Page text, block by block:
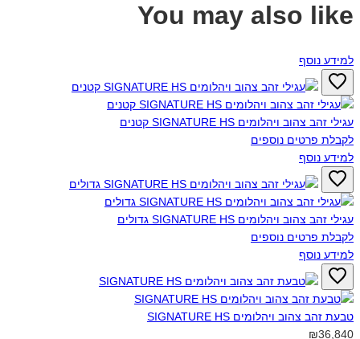
You may also like
למידע נוסף
עגילי זהב צהוב ויהלומים SIGNATURE HS קטנים‎
לקבלת פרטים נוספים
למידע נוסף
עגילי זהב צהוב ויהלומים SIGNATURE HS גדולים‎
לקבלת פרטים נוספים
למידע נוסף
טבעת זהב צהוב ויהלומים SIGNATURE HS‎
₪36,840